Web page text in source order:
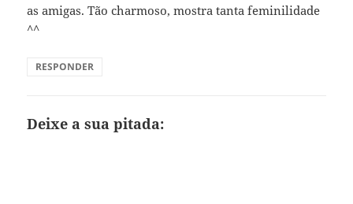
as amigas. Tão charmoso, mostra tanta feminilidade
^^
RESPONDER
Deixe a sua pitada: